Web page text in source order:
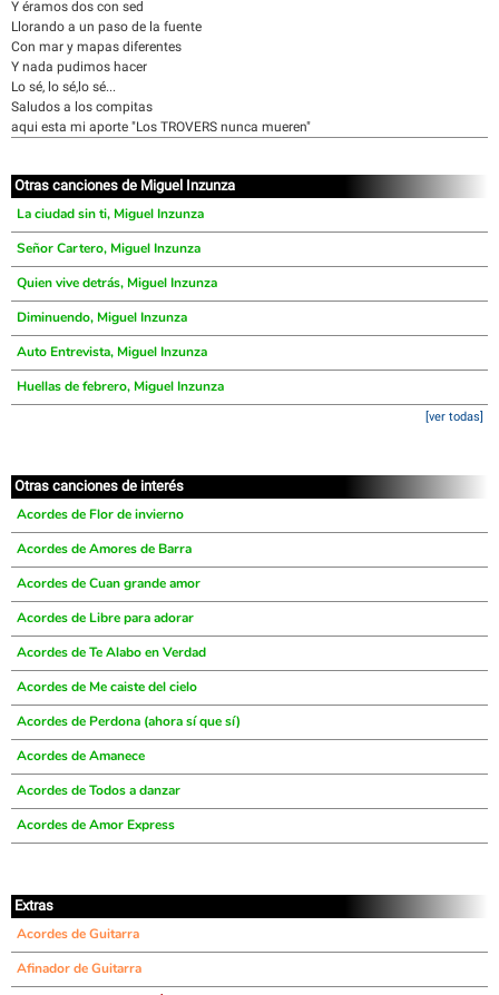
Y éramos dos con sed
Llorando a un paso de la fuente
Con mar y mapas diferentes
Y nada pudimos hacer
Lo sé, lo sé,lo sé...
Saludos a los compitas
aqui esta mi aporte "Los TROVERS nunca mueren"
Otras canciones de Miguel Inzunza
La ciudad sin ti, Miguel Inzunza
Señor Cartero, Miguel Inzunza
Quien vive detrás, Miguel Inzunza
Diminuendo, Miguel Inzunza
Auto Entrevista, Miguel Inzunza
Huellas de febrero, Miguel Inzunza
[ver todas]
Otras canciones de interés
Acordes de Flor de invierno
Acordes de Amores de Barra
Acordes de Cuan grande amor
Acordes de Libre para adorar
Acordes de Te Alabo en Verdad
Acordes de Me caiste del cielo
Acordes de Perdona (ahora sí que sí)
Acordes de Amanece
Acordes de Todos a danzar
Acordes de Amor Express
Extras
Acordes de Guitarra
Afinador de Guitarra